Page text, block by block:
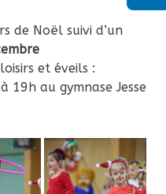
de Noël suivi d’un
et éveils :
à 19h au gymnase Jesse